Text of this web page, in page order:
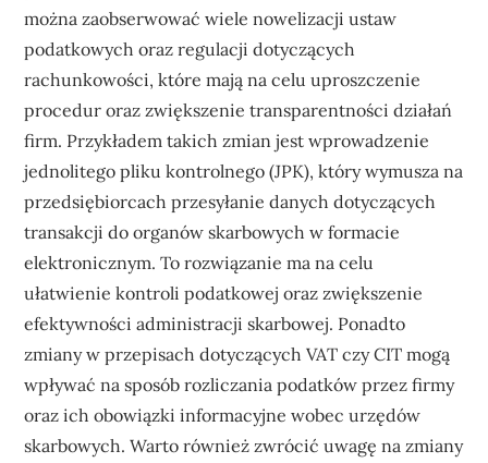
można zaobserwować wiele nowelizacji ustaw
podatkowych oraz regulacji dotyczących
rachunkowości, które mają na celu uproszczenie
procedur oraz zwiększenie transparentności działań
firm. Przykładem takich zmian jest wprowadzenie
jednolitego pliku kontrolnego (JPK), który wymusza na
przedsiębiorcach przesyłanie danych dotyczących
transakcji do organów skarbowych w formacie
elektronicznym. To rozwiązanie ma na celu
ułatwienie kontroli podatkowej oraz zwiększenie
efektywności administracji skarbowej. Ponadto
zmiany w przepisach dotyczących VAT czy CIT mogą
wpływać na sposób rozliczania podatków przez firmy
oraz ich obowiązki informacyjne wobec urzędów
skarbowych. Warto również zwrócić uwagę na zmiany